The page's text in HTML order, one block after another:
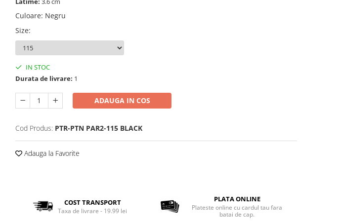
Culoare: Negru
Size:
IN STOC
Durata de livrare: 1
ADAUGA IN COS
Cod Produs: PTR-PTN PAR2-115 BLACK
Adauga la Favorite
COST TRANSPORT
Taxa de livrare - 19.99 lei
PLATA ONLINE
Plateste online cu cardul tau fara
batai de cap.